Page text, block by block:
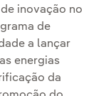
inovação no
de
a lançar
energias
da